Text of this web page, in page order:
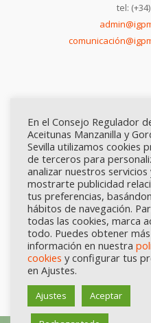
tel:
Calidad certificada por
En el Consejo Regulador
Aceitunas Manzanilla y
Sevilla utilizamos cookies
de terceros para
analizar nuestros servicios
mostrarte publicidad
tus preferencias,
hábitos de navegación.
todas las cookies, marca
todo. Puedes obtener más
información en nuestra
cookies y configurar tus
en Ajustes.
Ajustes Aceptar